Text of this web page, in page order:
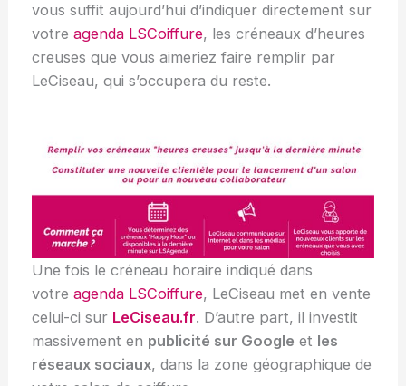
vous suffit aujourd’hui d’indiquer directement sur
votreagenda LSCoiffure, les créneaux d’heures
creuses que vous aimeriez faire remplir par
LeCiseau, qui s’occupera du reste.
Une fois le créneau horaire indiqué dans
votreagenda LSCoiffure, LeCiseau met en vente
celui-ci sur LeCiseau.fr. D’autre part, il investit
massivement en publicité sur Google et les
réseaux sociaux, dans la zone géographique de